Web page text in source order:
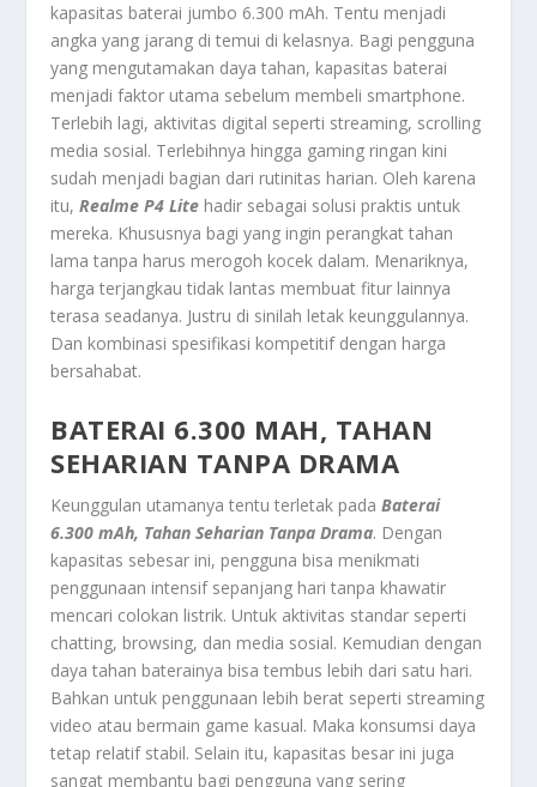
kapasitas baterai jumbo 6.300 mAh. Tentu menjadi
angka yang jarang di temui di kelasnya. Bagi pengguna
yang mengutamakan daya tahan, kapasitas baterai
menjadi faktor utama sebelum membeli smartphone.
Terlebih lagi, aktivitas digital seperti streaming, scrolling
media sosial. Terlebihnya hingga gaming ringan kini
sudah menjadi bagian dari rutinitas harian. Oleh karena
itu,Realme P4 Lite hadir sebagai solusi praktis untuk
mereka. Khususnya bagi yang ingin perangkat tahan
lama tanpa harus merogoh kocek dalam. Menariknya,
harga terjangkau tidak lantas membuat fitur lainnya
terasa seadanya. Justru di sinilah letak keunggulannya.
Dan kombinasi spesifikasi kompetitif dengan harga
bersahabat.
BATERAI 6.300 MAH, TAHAN
SEHARIAN TANPA DRAMA
Keunggulan utamanya tentu terletak padaBaterai
6.300 mAh, Tahan Seharian Tanpa Drama. Dengan
kapasitas sebesar ini, pengguna bisa menikmati
penggunaan intensif sepanjang hari tanpa khawatir
mencari colokan listrik. Untuk aktivitas standar seperti
chatting, browsing, dan media sosial. Kemudian dengan
daya tahan baterainya bisa tembus lebih dari satu hari.
Bahkan untuk penggunaan lebih berat seperti streaming
video atau bermain game kasual. Maka konsumsi daya
tetap relatif stabil. Selain itu, kapasitas besar ini juga
sangat membantu bagi pengguna yang sering